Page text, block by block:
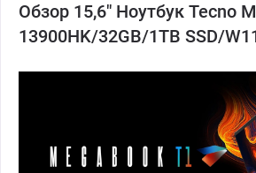
Обзор 15,6" Ноутбук Tecno
13900HK/32GB/1TB SSD/